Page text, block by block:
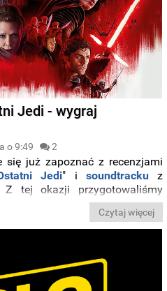
Jedi - wygraj
o 9:49 2
się już zapoznać z recenzjami
Jedi" i soundtrackuz
tej okazji przygotowaliśmy
warto wziąć udział. Mamy
płyty, wydanej w
Music Polska.
Czytaj więcej